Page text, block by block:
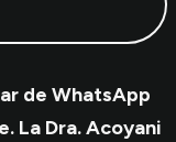
de WhatsApp
La Dra. Acoyani